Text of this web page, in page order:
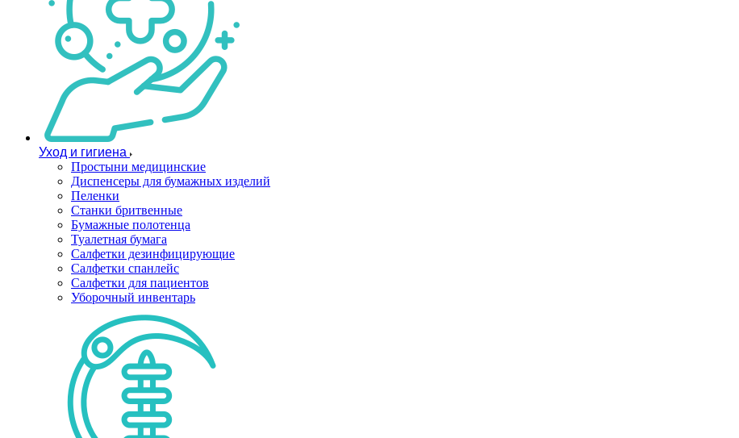
Уход и гигиена
Простыни медицинские
Диспенсеры для бумажных изделий
Пеленки
Станки бритвенные
Бумажные полотенца
Туалетная бумага
Салфетки дезинфицирующие
Салфетки спанлейс
Салфетки для пациентов
Уборочный инвентарь